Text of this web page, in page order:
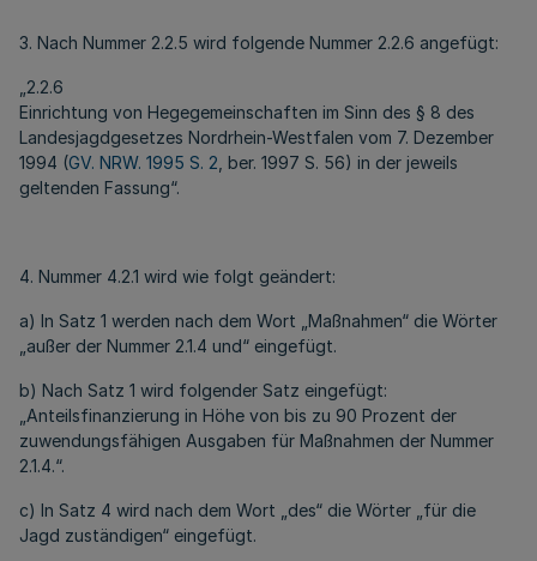
3. Nach Nummer 2.2.5 wird folgende Nummer 2.2.6 angefügt:
„2.2.6
Einrichtung von Hegegemeinschaften im Sinn des § 8 des
Landesjagdgesetzes Nordrhein-Westfalen vom 7. Dezember
1994 (GV. NRW. 1995 S. 2 , ber. 1997 S. 56) in der jeweils
geltenden Fassung“.
4. Nummer 4.2.1 wird wie folgt geändert:
a) In Satz 1 werden nach dem Wort „Maßnahmen“ die Wörter
„außer der Nummer 2.1.4 und“ eingefügt.
b) Nach Satz 1 wird folgender Satz eingefügt:
„Anteilsfinanzierung in Höhe von bis zu 90 Prozent der
zuwendungsfähigen Ausgaben für Maßnahmen der Nummer
2.1.4.“.
c) In Satz 4 wird nach dem Wort „des“ die Wörter „für die
Jagd zuständigen“ eingefügt.